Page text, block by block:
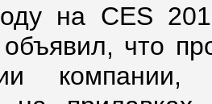
на CES
что